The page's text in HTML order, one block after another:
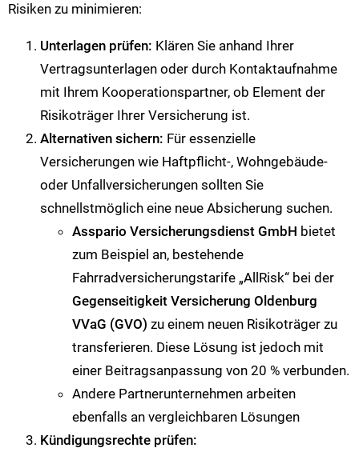
Risiken zu minimieren:
Unterlagen prüfen: Klären Sie anhand Ihrer
Vertragsunterlagen oder durch Kontaktaufnahme
mit Ihrem Kooperationspartner, ob Element der
Risikoträger Ihrer Versicherung ist.
Alternativen sichern: Für essenzielle
Versicherungen wie Haftpflicht-, Wohngebäude-
oder Unfallversicherungen sollten Sie
schnellstmöglich eine neue Absicherung suchen.
Asspario Versicherungsdienst GmbH bietet
zum Beispiel an, bestehende
Fahrradversicherungstarife „AllRisk“ bei der
Gegenseitigkeit Versicherung Oldenburg
VVaG (GVO) zu einem neuen Risikoträger zu
transferieren. Diese Lösung ist jedoch mit
einer Beitragsanpassung von 20 % verbunden.
Andere Partnerunternehmen arbeiten
ebenfalls an vergleichbaren Lösungen
Kündigungsrechte prüfen: